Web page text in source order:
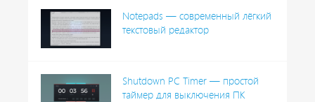
Notepads — современный лёгкий
текстовый редактор
Shutdown PC Timer — простой
таймер для выключения ПК